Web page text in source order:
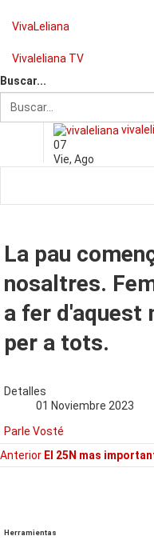
VivaLeliana
Vivaleliana TV
Buscar...
07
Vie, Ago
La pau
nosaltres.
a fer d'aquest
per a tots.
Detalles
01 Noviembre 2023
Parle Vosté
Anterior El 25N mas
Herramientas